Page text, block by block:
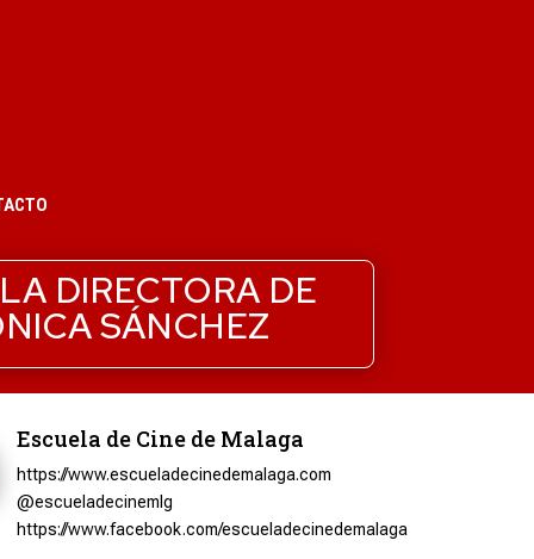
DIRECTORA DE
SÁNCHEZ
Escuela de Cine de Malaga
https://www.escueladecinedemalaga.com
@escueladecinemlg
https://www.facebook.com/escueladecinedemalaga